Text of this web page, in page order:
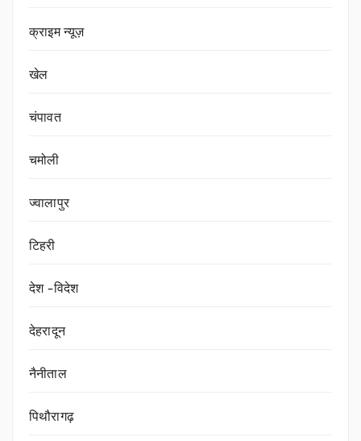
क्राइम न्यूज़
खेल
चंपावत
चमोली
ज्वालापुर
टिहरी
देश -विदेश
देहरादून
नैनीताल
पिथौरागढ़